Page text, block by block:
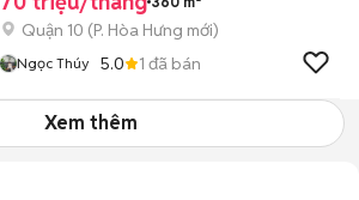
Quận 10 (P. Hòa Hưng mới)
Ngọc Thúy 5.0 1 đã bán
Xem thêm